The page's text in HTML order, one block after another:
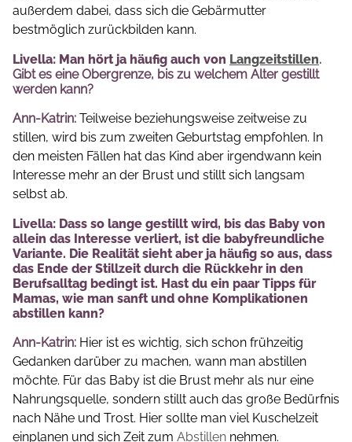
außerdem dabei, dass sich die Gebärmutter
bestmöglich zurückbilden kann.
Livella: Man hört ja häufig auch von Langzeitstillen.
Gibt es eine Obergrenze, bis zu welchem Alter gestillt
werden kann?
Ann-Katrin: Teilweise beziehungsweise zeitweise zu
stillen, wird bis zum zweiten Geburtstag empfohlen. In
den meisten Fällen hat das Kind aber irgendwann kein
Interesse mehr an der Brust und stillt sich langsam
selbst ab.
Livella: Dass so lange gestillt wird, bis das Baby von
allein das Interesse verliert, ist die babyfreundliche
Variante. Die Realität sieht aber ja häufig so aus, dass
das Ende der Stillzeit durch die Rückkehr in den
Berufsalltag bedingt ist. Hast du ein paar Tipps für
Mamas, wie man sanft und ohne Komplikationen
abstillen kann?
Ann-Katrin: Hier ist es wichtig, sich schon frühzeitig
Gedanken darüber zu machen, wann man abstillen
möchte. Für das Baby ist die Brust mehr als nur eine
Nahrungsquelle, sondern stillt auch das große Bedürfnis
nach Nähe und Trost. Hier sollte man viel Kuschelzeit
einplanen und sich Zeit zum Abstillen nehmen.